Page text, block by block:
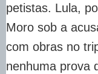
petistas. Lula,
Moro sob a
com obras no
nenhuma prova